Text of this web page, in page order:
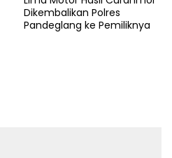
Dikembalikan Polres
Pandeglang ke Pemiliknya